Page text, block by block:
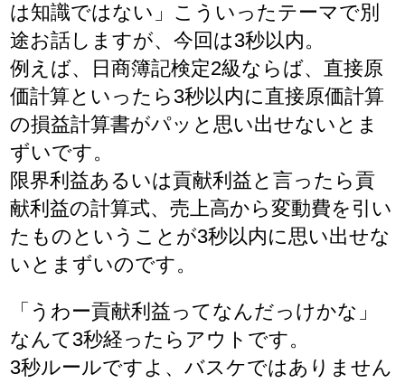
は知識ではない」こういったテーマで別
途お話しますが、今回は3秒以内。
例えば、日商簿記検定2級ならば、直接原
価計算といったら3秒以内に直接原価計算
の損益計算書がパッと思い出せないとま
ずいです。
限界利益あるいは貢献利益と言ったら貢
献利益の計算式、売上高から変動費を引い
たものということが3秒以内に思い出せな
いとまずいのです。
「うわー貢献利益ってなんだっけかな」
なんて3秒経ったらアウトです。
3秒ルールですよ、バスケではありません